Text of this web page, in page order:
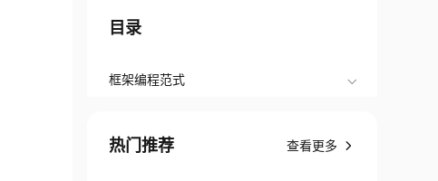
目录
框架编程范式
热门推荐 查看更多